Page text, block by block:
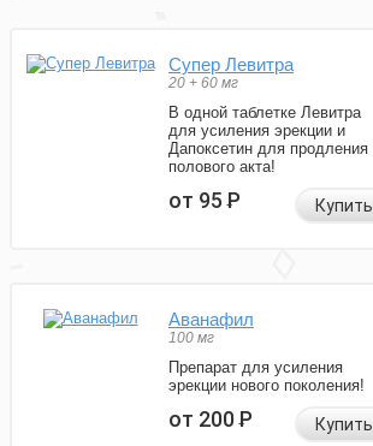
Супер Левитра
20 + 60 мг
В одной таблетке Левитра
для усиления эрекции и
Дапоксетин для продления
полового акта!
от 95Р Купить
Аванафил
100 мг
Препарат для усиления
эрекции нового поколения!
от 200Р Купить